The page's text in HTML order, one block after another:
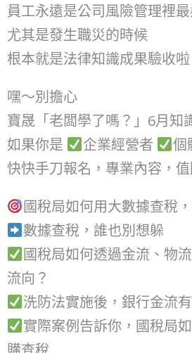
員工永遠是公司風險管理裡
尤其是發生職災的時候
根本就是法律知識成果驗收啦
嘿～別擔心
寶晟「老闆學了嗎？」6月知
如果你是
企業經營者 個
快快手刀報名，專業內容，值
國稅局如何用大數據查稅
數據查稅，誰也別想躲
國稅局如何透過金流、物
流向？
洗防法實施後，銀行金流
實際案例告訴你，國稅局